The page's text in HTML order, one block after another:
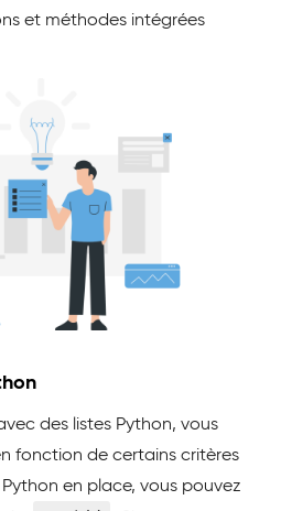
et méthodes intégrées
des listes Python, vous
fonction de certains critères
en place, vous pouvez